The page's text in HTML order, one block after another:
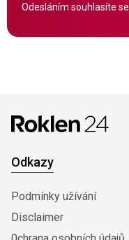
Odesláním souhlasíte se
Odkazy
Podmínky užívání
Disclaimer